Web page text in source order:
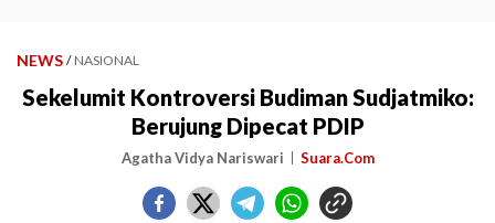
NEWS / NASIONAL
Sekelumit Kontroversi Budiman Sudjatmiko:
Berujung Dipecat PDIP
Agatha Vidya Nariswari Suara.Com